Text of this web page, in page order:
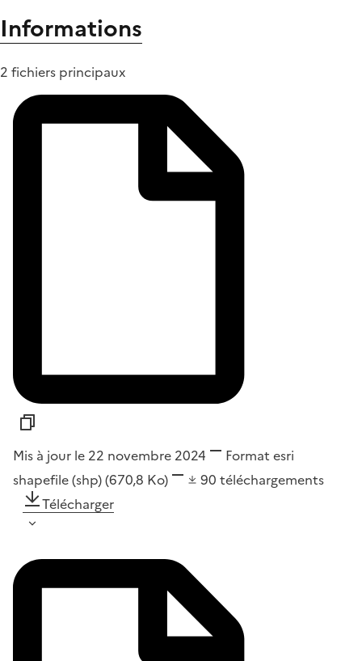
Informations
2 fichiers principaux
Mis à jour le 22 novembre 2024 Format esri
shapefile (shp)(670,8 Ko) 90 téléchargements
Télécharger